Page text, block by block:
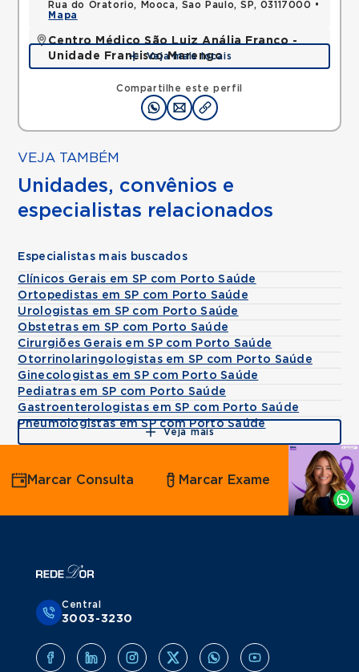
Compartilhe este perfil
Rua do Oratorio, Mooca, Sao Paulo, SP, 03117000 •
Mapa
Centro Médico São Luiz Anália Franco -
Unidade Francisco Marengo
Rua Francisco Marengo, Tatuape, Sao Paulo, SP,
Mapa
Veja mais locais
VEJA TAMBÉM
Unidades, convênios e
especialistas relacionados
Especialistas mais buscados
Clínicos Gerais em SP com Porto Saúde
Ortopedistas em SP com Porto Saúde
Urologistas em SP com Porto Saúde
Obstetras em SP com Porto Saúde
Cirurgiões Gerais em SP com Porto Saúde
Otorrinolaringologistas em SP com Porto Saúde
Ginecologistas em SP com Porto Saúde
Pediatras em SP com Porto Saúde
Gastroenterologistas em SP com Porto Saúde
Pneumologistas em SP com Porto Saúde
Veja mais
Agende
por
Whatsapp
Marcar Consulta Marcar Exame
Central
3003-3230